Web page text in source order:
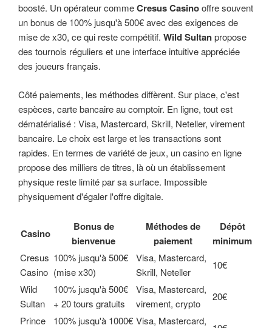
boosté. Un opérateur commeCresus Casinooffre souvent
un bonus de 100% jusqu'à 500€ avec des exigences de
mise de x30, ce qui reste compétitif. Wild Sultanpropose
des tournois réguliers et une interface intuitive appréciée
des joueurs français.
Côté paiements, les méthodes diffèrent. Sur place, c'est
espèces, carte bancaire au comptoir. En ligne, tout est
dématérialisé : Visa, Mastercard, Skrill, Neteller, virement
bancaire. Le choix est large et les transactions sont
rapides. En termes de variété de jeux, un casino en ligne
propose des milliers de titres, là où un établissement
physique reste limité par sa surface. Impossible
physiquement d'égaler l'offre digitale.
Casino
Bonus de
bienvenue
Méthodes de
paiement
Dépôt
minimum
Cresus
Casino
100% jusqu'à 500€
(mise x30)
Visa, Mastercard,
Skrill, Neteller
10€
Wild
Sultan
100% jusqu'à 500€
+ 20 tours gratuits
Visa, Mastercard,
virement, crypto
20€
Prince
100% jusqu'à 1000€ Visa, Mastercard,